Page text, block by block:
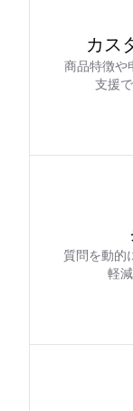
カス
商品特徴や
支援
質問を動的
軽